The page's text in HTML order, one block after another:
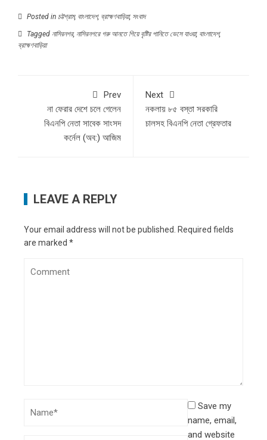
Posted in চট্টগ্রাম, বাংলাদেশ, ব্রাহ্মণবাড়িয়া, সংবাদ
Tagged নাসিরনগর, নাসিরনগরে গরু আনতে গিয়ে বৃষ্টির পানিতে ভেসে যাওয়া, বাংলাদেশ,
ব্রাহ্মণবাড়িয়া
Prev
না ফেরার দেশে চলে গেলেন
বিএনপি নেতা সাবেক সাংসদ
কর্নেল (অব:) আজিম
Next
নকলায় ৮৫ বস্তা সরকারি
চালসহ বিএনপি নেতা গ্রেফতার
LEAVE A REPLY
Your email address will not be published.
Required fields
are marked *
Save my
name, email,
and website